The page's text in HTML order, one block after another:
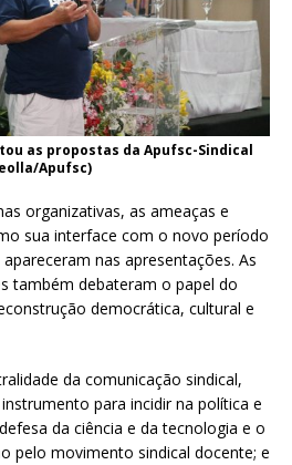
as propostas da Apufsc-Sindical
Apufsc)
organizativas, as ameaças e
sua interface com o novo período
nas apresentações. As
também debateram o papel do
democrática, cultural e
da comunicação sindical,
para incidir na política e
da ciência e da tecnologia e o
pelo movimento sindical docente; e